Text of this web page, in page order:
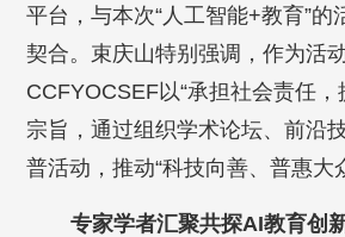
平台，与本次“人工智能+教育”的
契合。束庆山特别强调，作为活
CCFYOCSEF以“承担社会责任，
宗旨，通过组织学术论坛、前沿
普活动，推动“科技向善、普惠大
专家学者汇聚共探AI教育创